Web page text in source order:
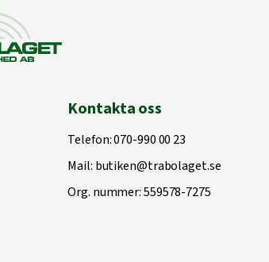
Kontakta oss
Telefon:070-990 00 23
Mail: butiken@trabolaget.se
Org. nummer: 559578-7275